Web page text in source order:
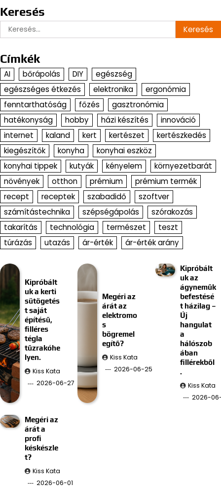
Keresés
Keresés:
Címkék
AI bőrápolás DIY
egészség
egészséges étkezés
elektronika
ergonómia
fenntarthatóság
főzés
gasztronómia
hatékonyság
hobby házi készítés
innováció
internet
kaland kert kertészet
kertészkedés
kiegészítők
konyha
konyhai eszköz
konyhai tippek
kutyák kényelem
környezetbarát
növények
otthon prémium
prémium termék
recept
receptek szabadidő
szoftver
számítástechnika
szépségápolás
szórakozás
takarítás
technológia természet
teszt
túrázás
utazás ár-érték ár-érték arány
Kipróbált
uk a kerti
sütögetés
t saját
építésű,
filléres
tégla
tűzrakóhe
lyen.
Kiss Kata
2026-06-27
Megéri az
árát az
elektromo
s
bögremel
egítő?
Kiss Kata
2026-06-25
Kipróbált
uk az
ágyneműk
befestésé
t házilag –
Új
hangulat
a
hálószob
ában
fillérekből
.
Kiss Kata
2026-
Megéri az
árát a
profi
késkészle
t?
Kiss Kata
2026-06-01